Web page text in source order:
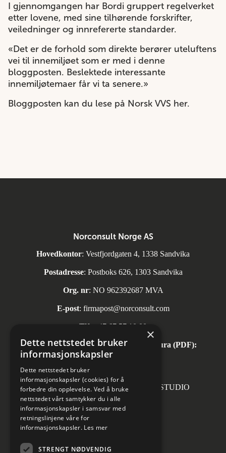
I gjennomgangen har Bordi gruppert regelverket
etter lovene, med sine tilhørende forskrifter,
veiledninger og innrefererte standarder.
«Det er de forhold som direkte berører uteluftens
vei til innemiljøet som er med i denne
bloggposten. Beslektede interessante
innemiljøtemaer får vi ta senere.»
Bloggposten kan du lese på Norsk VVS her.
Norconsult Norge AS
Hovedkontor: Vestfjordgaten 4, 1338 Sandvika
Postadresse: Postboks 626, 1303 Sandvika
Org. nr: NO 962392687 MVA
E-post: firmapost@norconsult.com
Tlf: +47 67 57 10 00
Automatisk mottak av inngående faktura (PDF):
invoice.no@norconsult.com
Forsidefoto: RASMUS HJORTSHOJ STUDIO
×
Dette nettstedet bruker
informasjonskapsler
Dette nettstedet bruker
informasjonskapsler (cookies) for å
forbedre din opplevelse. Ved å bruke
nettstedet vårt samtykker du i alle
informasjonskapsler i samsvar med
retningslinjene våre for
informasjonskapsler. Les mer
STRENGT NØDVENDIG